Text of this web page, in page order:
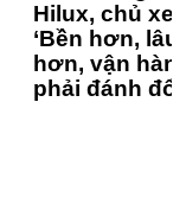
Hilux, chủ xe
‘Bền hơn,
hơn, vận
phải đánh